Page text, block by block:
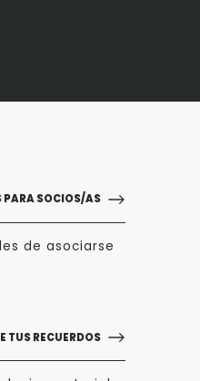
PARA SOCIOS/AS
de asociarse
TUS RECUERDOS